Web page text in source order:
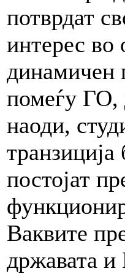
потврдат
интерес во
динамичен
помеѓу ГО,
наоди,
транзиција
постојат
Ваквите
државата и